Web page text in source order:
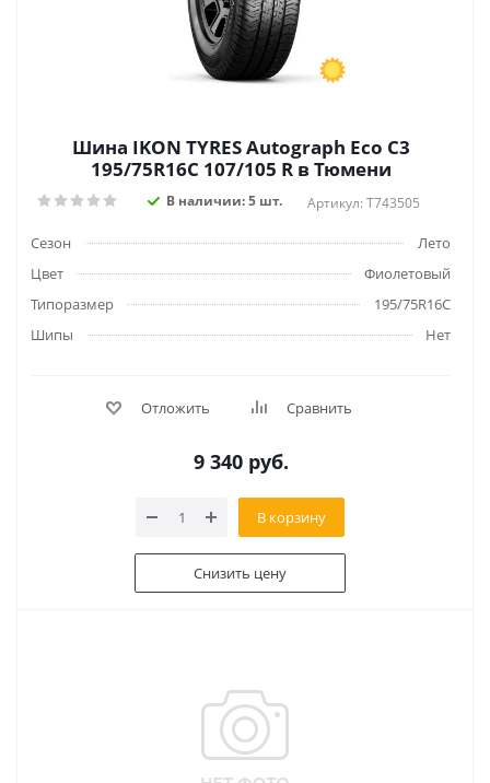
Шина IKON TYRES Autograph Eco C3
195/75R16C 107/105 R в Тюмени
В наличии: 5 шт. Артикул: T743505
Сезон
Лето
Цвет
Фиолетовый
Типоразмер
195/75R16C
Шипы
Нет
Отложить Сравнить
9 340 руб.
В корзину
Снизить цену